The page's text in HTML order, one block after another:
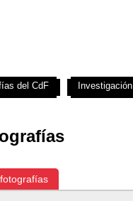
del CdF Investigación